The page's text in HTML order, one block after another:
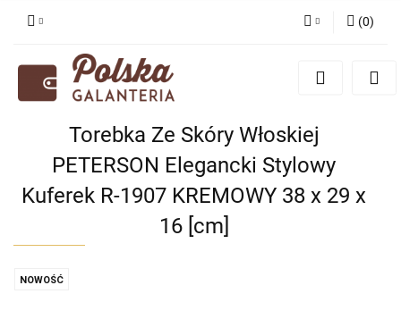
Zaloguj się
Zgody cookies
(0)
Torebka Ze Skóry Włoskiej
PETERSON Elegancki Stylowy
Kuferek R-1907 KREMOWY 38 x 29 x
16 [cm]
NOWOŚĆ